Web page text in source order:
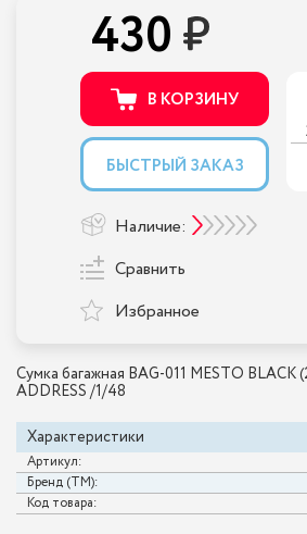
Сумка багажная BAG-011 MESTO BLACK
ADDRESS /1/48
Характеристики
Артикул:
Бренд (ТМ):
Код товара:
430
В КОРЗИНУ
БЫСТРЫЙ ЗАКАЗ
Наличие:
Сравнить
Избранное